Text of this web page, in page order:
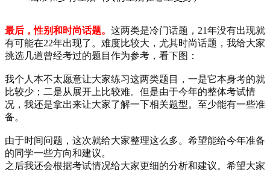
最后，性别和时尚话题。 这两类是冷门话题，21年没有出现就
有可能在22年出现了。难度比较大，尤其时尚话题，我给大家
挑选几道曾经考过的题目作为参考，看下图：
我个人本不太愿意让大家练习这两类题目，一是它本身考的就
比较少；二是从展开上比较难。但是由于今年的整体考试情
况，我还是拿出来让大家了解一下相关题型。至少能有一些准
备。
由于时间问题，这次就给大家整理这么多。希望能给今年准备
的同学一些方向和建议。
之后我还会根据考试情况给大家更细的分析和建议。希望大家